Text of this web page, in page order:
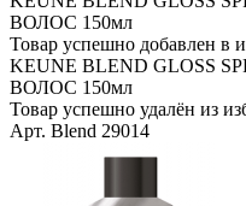
ВОЛОС 150мл
Товар успешно добавлен в
KEUNE BLEND GLOSS
ВОЛОС 150мл
Товар успешно удалён из
Арт. Blend 29014